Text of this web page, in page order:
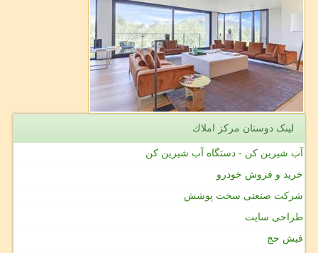
لینک دوستان مركز املاك
آب شیرین کن - دستگاه آب شیرین کن
خرید و فروش خودرو
شرکت صنعتی سخت پوشش
طراحی سایت
فیش حج